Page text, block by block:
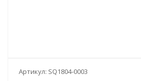
Артикул: SQ1804-0003